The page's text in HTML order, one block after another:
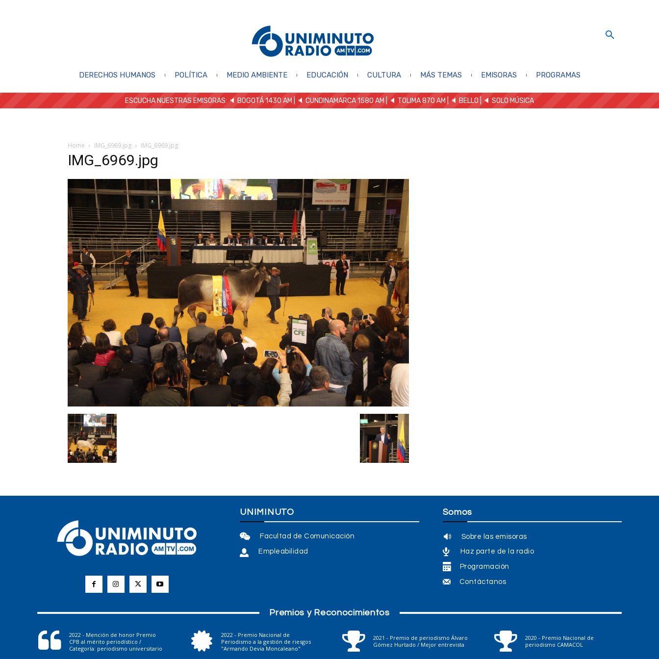
DERECHOS HUMANOS POLÍTICA MEDIO AMBIENTE EDUCACIÓN CULTURA MÁS TEMAS EMISORAS PROGRAMAS
ESCUCHA NUESTRAS EMISORAS: 🔈 BOGOTÁ 1430 AM | 🔈 CUNDINAMARCA 1580 AM | 🔈 TOLIMA 870 AM | 🔈 BELLO 🔈 SOLO MÚSICA
Home IMG_6969.jpg IMG_6969.jpg
IMG_6969.jpg
UNIMINUTO
Facultad de Comunicación
Empleabilidad
Somos
Sobre las emisoras
Haz parte de la radio
Programación
Contáctanos
Premios y Reconocimientos
2022 - Mención de honor Premio
CPB al mérito periodístico /
Categoría: periodismo universitario
2022 - Premio Nacional de
Periodismo a la gestión de riesgos
"Armando Devia Moncaleano"
2021 - Premio de periodismo Álvaro
Gómez Hurtado / Mejor entrevista
2020 - Premio Nacional de
periodismo CAMACOL